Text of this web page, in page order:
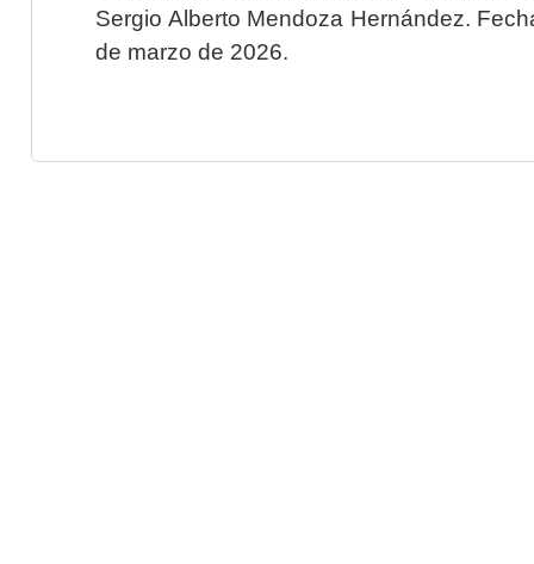
Sergio Alberto Mendoza Hernández.
de marzo de 2026.